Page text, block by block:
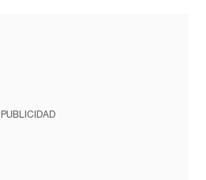
PUBLICIDAD